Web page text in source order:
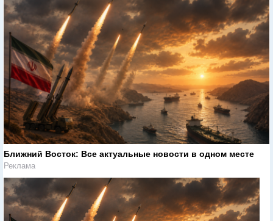
Ближний Восток: Все актуальные новости в одном месте
Реклама